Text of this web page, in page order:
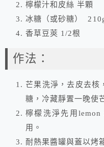
檸檬汁和皮絲 半顆
冰糖（或砂糖）
香草豆莢 1/2根
作法：
芒果洗淨，去皮去核
糖，冷藏靜置一晚使
檸檬洗淨先用
用。
耐熱果醬罐與蓋以烤